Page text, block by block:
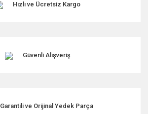
Hızlı ve Ücretsiz Kargo
Güvenli Alışveriş
Garantili ve Orijinal Yedek Parça